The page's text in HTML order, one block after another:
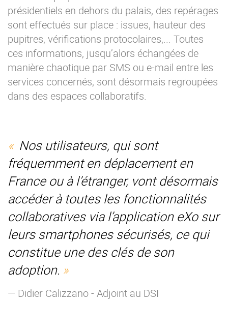
présidentiels en dehors du palais, des repérages
sont effectués sur place : issues, hauteur des
pupitres, vérifications protocolaires,... Toutes
ces informations, jusqu’alors échangées de
manière chaotique par SMS ou e-mail entre les
services concernés, sont désormais regroupées
dans des espaces collaboratifs.
Nos utilisateurs, qui sont
fréquemment en déplacement en
France ou à l’étranger, vont désormais
accéder à toutes les fonctionnalités
collaboratives via l’application eXo sur
leurs smartphones sécurisés, ce qui
constitue une des clés de son
adoption.
— Didier Calizzano - Adjoint au DSI